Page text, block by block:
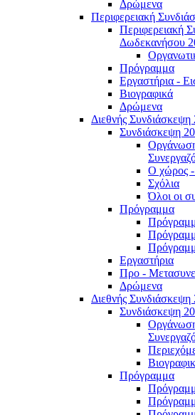
Δρώμενα
Περιφερειακή
Περιφερειακή
Δωδεκανήσου
Πρόγραμμα
Εργαστήρια -
Βιογραφικά
Δρώμενα
Διεθνής Συνδιάσκεψη
Συνδιάσκεψη
Ο χώρος
Σχόλια
Όλοι οι
Πρόγραμμα
Εργαστήρια
Προ -
Δρώμενα
Διεθνής Συνδιάσκεψη
Συνδιάσκεψη
Πρόγραμμα